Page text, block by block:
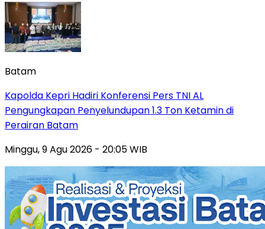
Batam
Kapolda Kepri Hadiri Konferensi Pers TNI AL
Pengungkapan Penyelundupan 1.3 Ton Ketamin di
Perairan Batam
Minggu, 9 Agu 2026 - 20:05 WIB